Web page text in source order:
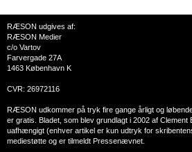
RÆSON udgives af:
RÆSON Medier
c/o Vartov
Farvergade 27A
1463 København K
CVR: 26972116
RÆSON udkommer på tryk fire gange årligt og
er gratis. Bladet, som blev grundlagt i 2002 af Clement
uafhængigt (enhver artikel er kun udtryk for
mediestøtte og er tilmeldt Pressenævnet.